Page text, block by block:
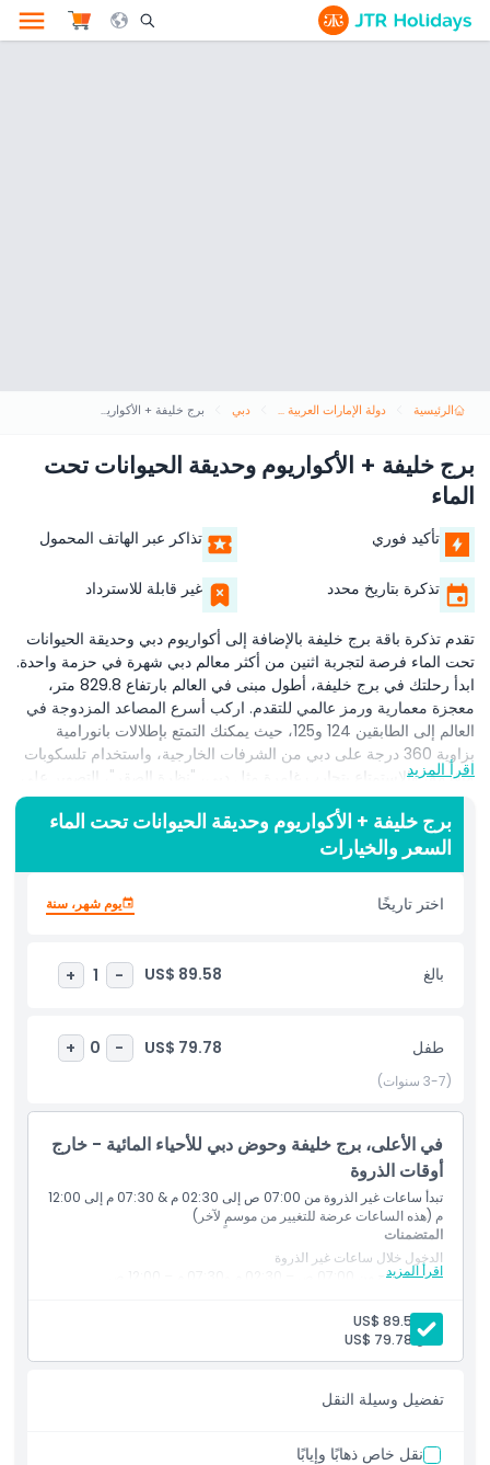
Search Opener Icon
الرئيسية دولة الإمارات العربية المتحدة دبي برج خليفة + الأكواريوم وحديقة الحيوانات تحت الماء
برج خليفة + الأكواريوم وحديقة الحيوانات تحت
الماء
تأكيد فوري تذاكر عبر الهاتف المحمول
تذكرة بتاريخ محدد غير قابلة للاسترداد
تقدم تذكرة باقة برج خليفة بالإضافة إلى أكواريوم دبي وحديقة الحيوانات
تحت الماء فرصة لتجربة اثنين من أكثر معالم دبي شهرة في حزمة واحدة.
ابدأ رحلتك في برج خليفة، أطول مبنى في العالم بارتفاع 829.8 متر،
معجزة معمارية ورمز عالمي للتقدم. اركب أسرع المصاعد المزدوجة في
العالم إلى الطابقين 124 و125، حيث يمكنك التمتع بإطلالات بانورامية
بزاوية 360 درجة على دبي من الشرفات الخارجية، واستخدام تلسكوبات
متقدمة، والاستمتاع بتجارب غامرة مثل دبي، "نظرة الصقر"، التصوير على
خلفية خضراء، والواقع الافتراضي إلى القمة. يتميز الطابق 125، على
ارتفاع 456 مترًا، بديكور مشربية عربية لإضفاء لمسة ثقافية. تابع مغامرتك
ملايين لتر، واحدًا من أكبر الأكواريومات المعلقة في العالم، ويحتوي على
أكثر من 140 نوعًا وأكثر من 300 سمك قرش وشفنين، بما في ذلك أكبر
مجموعة في العالم من أسماك القرش الرملية. امشِ عبر النفق البالغ
زجاجي، أو اختر إضافات مثيرة مثل الغطس داخل قفص والغوص مع
أسماك القرش. بطول 51 مترًا وعرض 20 مترًا وارتفاع 11 مترًا، يعد
أبرز المعالم
المتضمنات
سياسة الأطفال والبالغين
الاستثناءات
غير مناسب لـ
ساعات العمل
ما يجب معرفته
اقرأ المزيد
برج خليفة + الأكواريوم وحديقة الحيوانات تحت الماء
السعر والخيارات
اختر تاريخًا يوم شهر، سنة
بالغ US$ 89.58
-
1
+
طفل US$ 79.78
-
0
+
(3-7 سنوات)
في الأعلى، برج خليفة وحوض دبي للأحياء المائية - خارج
أوقات الذروة
تبدأ ساعات غير الذروة من 07:00 ص إلى 02:30 م & 07:30 م إلى 12:00
م (هذه الساعات عرضة للتغيير من موسمٍ لآخر)
اقرأ المزيد
المتضمنات
الدخول خلال ساعات غير الذروة
الدخول متاح من 07:00 ص – 02:30 م و07:30 م – 12:00 ص
بالغ:
US$ 89.58
طفل: US$ 79.78
تفضيل وسيلة النقل
نقل خاص ذهابًا وإيابًا